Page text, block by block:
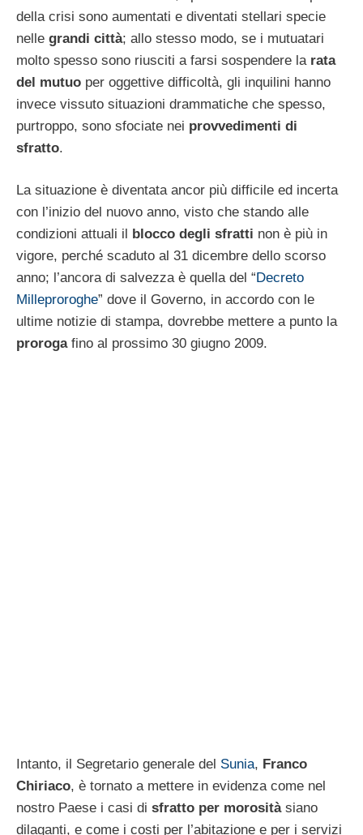
della crisi sono aumentati e diventati stellari specie
nelle grandi città; allo stesso modo, se i mutuatari
molto spesso sono riusciti a farsi sospendere la rata
del mutuo per oggettive difficoltà, gli inquilini hanno
invece vissuto situazioni drammatiche che spesso,
purtroppo, sono sfociate nei provvedimenti di
sfratto.
La situazione è diventata ancor più difficile ed incerta
con l’inizio del nuovo anno, visto che stando alle
condizioni attuali il
blocco degli sfratti non è più in
vigore, perché scaduto al 31 dicembre dello scorso
anno; l’ancora di salvezza è quella del “ Decreto
Milleproroghe” dove il Governo, in accordo con le
ultime notizie di stampa, dovrebbe mettere a punto la
proroga fino al prossimo 30 giugno 2009.
Intanto, il Segretario generale del Sunia, Franco
Chiriaco, è tornato a mettere in evidenza come nel
nostro Paese i casi di sfratto per morositàsiano
dilaganti, e come i costi per l’abitazione e per i servizi